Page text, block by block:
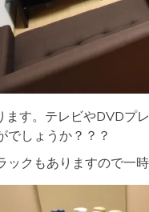
ます。テレビやDVDプ
でしょうか？？？
ックもありますので一